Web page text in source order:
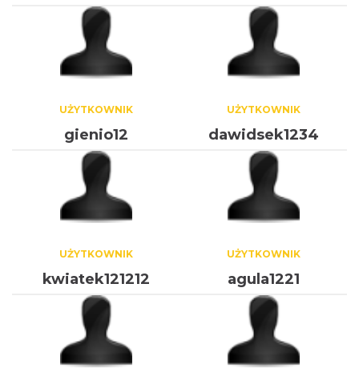
UŻYTKOWNIK
gienio12
UŻYTKOWNIK
dawidsek1234
UŻYTKOWNIK
kwiatek121212
UŻYTKOWNIK
agula1221